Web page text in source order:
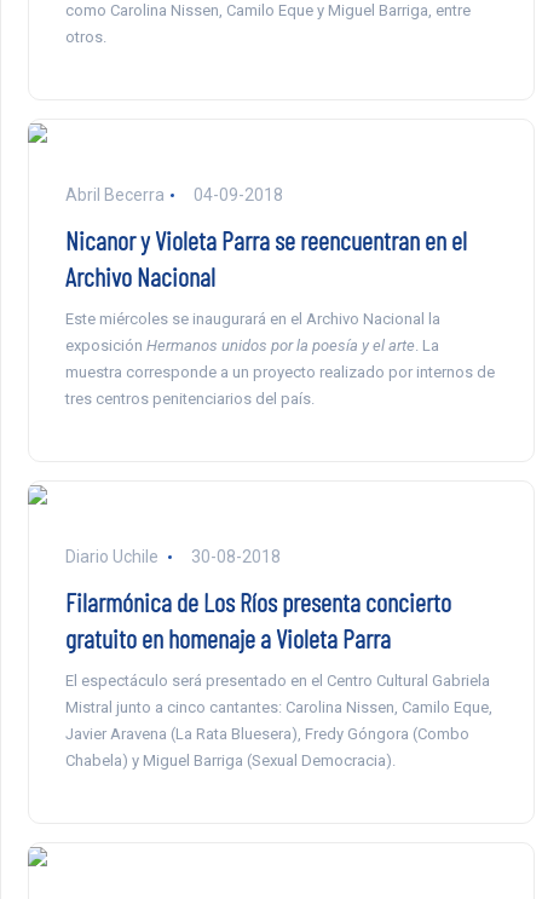
como Carolina Nissen, Camilo Eque y Miguel Barriga, entre
otros.
Abril Becerra 04-09-2018
Nicanor y Violeta Parra se reencuentran en el
Archivo Nacional
Este miércoles se inaugurará en el Archivo Nacional la
exposición Hermanos unidos por la poesía y el arte. La
muestra corresponde a un proyecto realizado por internos de
tres centros penitenciarios del país.
Diario Uchile 30-08-2018
Filarmónica de Los Ríos presenta concierto
gratuito en homenaje a Violeta Parra
El espectáculo será presentado en el Centro Cultural Gabriela
Mistral junto a cinco cantantes: Carolina Nissen, Camilo Eque,
Javier Aravena (La Rata Bluesera), Fredy Góngora (Combo
Chabela) y Miguel Barriga (Sexual Democracia).